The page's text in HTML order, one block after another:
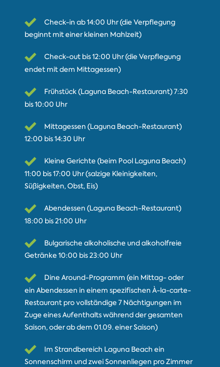
Check-in ab 14:00 Uhr (die Verpflegung
beginnt mit einer kleinen Mahlzeit)
Check-out bis 12:00 Uhr (die Verpflegung
endet mit dem Mittagessen)
Frühstück (Laguna Beach-Restaurant) 7:30
bis 10:00 Uhr
Mittagessen (Laguna Beach-Restaurant)
12:00 bis 14:30 Uhr
Kleine Gerichte (beim Pool Laguna Beach)
11:00 bis 17:00 Uhr (salzige Kleinigkeiten,
Süßigkeiten, Obst, Eis)
Abendessen (Laguna Beach-Restaurant)
18:00 bis 21:00 Uhr
Bulgarische alkoholische und alkoholfreie
Getränke 10:00 bis 23:00 Uhr
Dine Around-Programm (ein Mittag- oder
ein Abendessen in einem spezifischen À-la-carte-
Restaurant pro vollständige 7 Nächtigungen im
Zuge eines Aufenthalts während der gesamten
Saison, oder ab dem 01.09. einer Saison)
Im Strandbereich Laguna Beach ein
Sonnenschirm und zwei Sonnenliegen pro Zimmer